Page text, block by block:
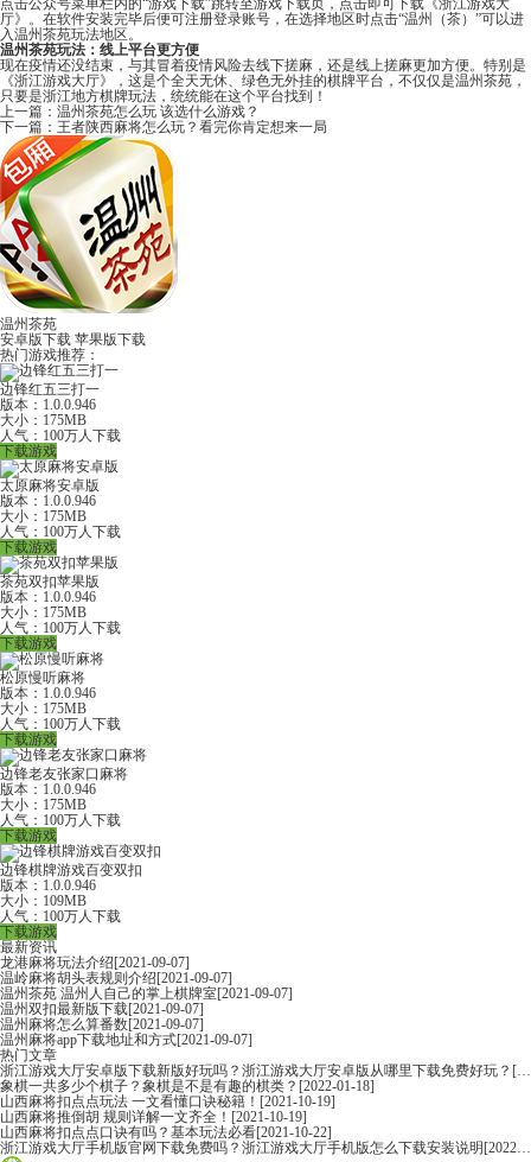
点击公众号菜单栏内的“游戏下载”跳转至游戏下载页，点击即可下载《浙江游戏大
厅》。在软件安装完毕后便可注册登录账号，在选择地区时点击“温州（茶）”可以进
入温州茶苑玩法地区。
温州茶苑玩法：线上平台更方便
现在疫情还没结束，与其冒着疫情风险去线下搓麻，还是线上搓麻更加方便。特别是
《浙江游戏大厅》，这是个全天无休、绿色无外挂的棋牌平台，不仅仅是温州茶苑，
只要是浙江地方棋牌玩法，统统能在这个平台找到！
上一篇： 温州茶苑怎么玩 该选什么游戏？
下一篇： 王者陕西麻将怎么玩？看完你肯定想来一局
温州茶苑
安卓版下载 苹果版下载
热门游戏推荐：
边锋红五三打一
版本：1.0.0.946
大小：175MB
人气：100万人下载
下载游戏
太原麻将安卓版
版本：1.0.0.946
大小：175MB
人气：100万人下载
下载游戏
茶苑双扣苹果版
版本：1.0.0.946
大小：175MB
人气：100万人下载
下载游戏
松原慢听麻将
版本：1.0.0.946
大小：175MB
人气：100万人下载
下载游戏
边锋老友张家口麻将
版本：1.0.0.946
大小：175MB
人气：100万人下载
下载游戏
边锋棋牌游戏百变双扣
版本：1.0.0.946
大小：109MB
人气：100万人下载
下载游戏
最新资讯
龙港麻将玩法介绍[2021-09-07]
温岭麻将胡头表规则介绍[2021-09-07]
温州茶苑 温州人自己的掌上棋牌室[2021-09-07]
温州双扣最新版下载[2021-09-07]
温州麻将怎么算番数[2021-09-07]
温州麻将app下载地址和方式[2021-09-07]
热门文章
浙江游戏大厅安卓版下载新版好玩吗？浙江游戏大厅安卓版从哪里下载免费好玩？ [2022-06-16]
象棋一共多少个棋子？象棋是不是有趣的棋类？ [2022-01-18]
山西麻将扣点点玩法 一文看懂口诀秘籍！ [2021-10-19]
山西麻将推倒胡 规则详解一文齐全！ [2021-10-19]
山西麻将扣点点口诀有吗？基本玩法必看[2021-10-22]
浙江游戏大厅手机版官网下载免费吗？浙江游戏大厅手机版怎么下载安装说明 [2022-06-16]